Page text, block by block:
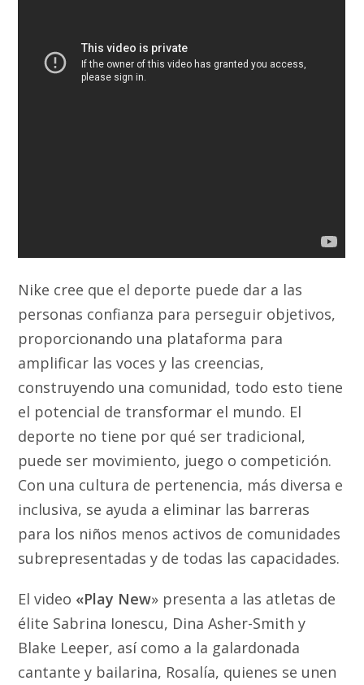
Nike cree que el deporte puede dar a las
personas confianza para perseguir objetivos,
proporcionando una plataforma para
amplificar las voces y las creencias,
construyendo una comunidad, todo esto tiene
el potencial de transformar el mundo. El
deporte no tiene por qué ser tradicional,
puede ser movimiento, juego o competición.
Con una cultura de pertenencia, más diversa e
inclusiva, se ayuda a eliminar las barreras
para los niños menos activos de comunidades
subrepresentadas y de todas las capacidades.
El video «Play New» presenta a las atletas de
élite Sabrina Ionescu, Dina Asher-Smith y
Blake Leeper, así como a la galardonada
cantante y bailarina, Rosalía, quienes se unen